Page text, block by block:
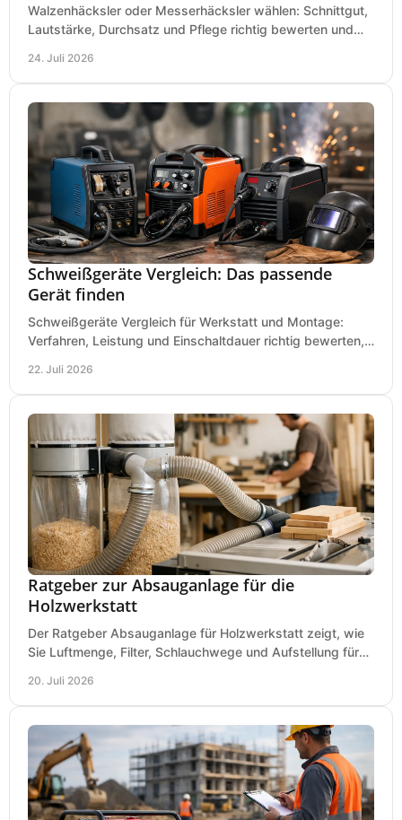
Walzenhäcksler oder Messerhäcksler wählen: Schnittgut,
Lautstärke, Durchsatz und Pflege richtig bewerten und
24. Juli 2026
Schweißgeräte Vergleich: Das passende
Gerät finden
Schweißgeräte Vergleich für Werkstatt und Montage:
Verfahren, Leistung und Einschaltdauer richtig bewerten,
22. Juli 2026
Ratgeber zur Absauganlage für die
Holzwerkstatt
Der Ratgeber Absauganlage für Holzwerkstatt zeigt, wie
Sie Luftmenge, Filter, Schlauchwege und Aufstellung für
20. Juli 2026